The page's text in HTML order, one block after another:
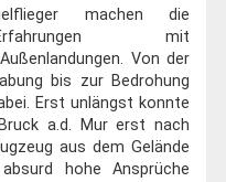
machen die
mit
Von der
bis zur Bedrohung
Erst unlängst konnte
a.d. Mur erst nach
aus dem Gelände
hohe Ansprüche